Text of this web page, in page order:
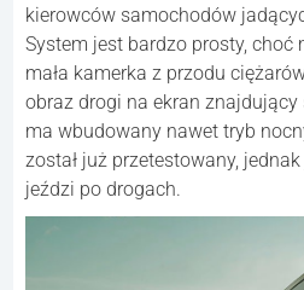
kierowców samochodów
System jest bardzo prosty, choć
mała kamerka z przodu
obraz drogi na ekran znajdujący
ma wbudowany nawet tryb
został już przetestowany,
jeździ po drogach.